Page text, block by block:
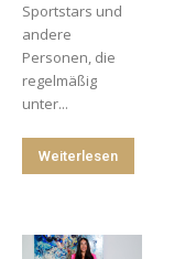
Sportstars und
andere
Personen, die
regelmäßig
unter...
Weiterlesen